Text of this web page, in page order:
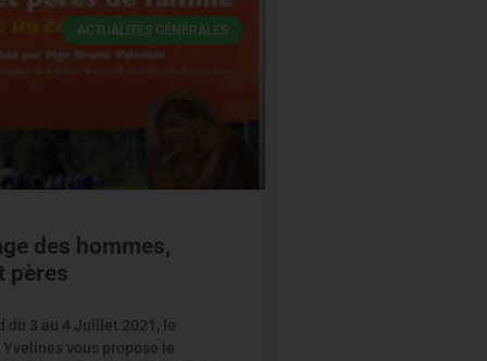
ACTUALITÉS GÉNÉRALES
des hommes,
pères
du 3 au 4 Juillet 2021, le
vous propose le